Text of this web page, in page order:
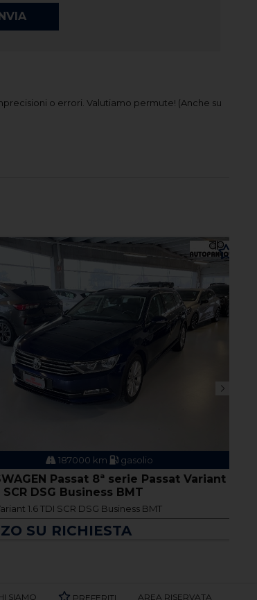
o errori. Valutiamo permute! (Anche su
187000 km gasolio
Passat 8ª serie Passat Variant
DSG Business BMT
1.6 TDI SCR DSG Business BMT
SU RICHIESTA
SIAMO PREFERITI AREA RISERVATA